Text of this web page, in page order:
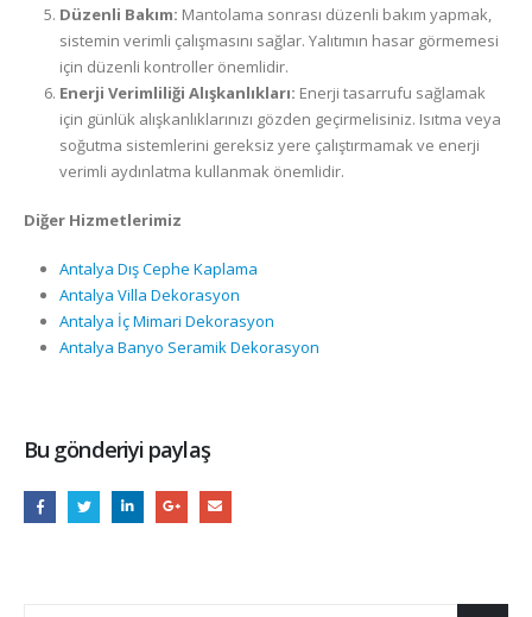
Düzenli Bakım: Mantolama sonrası düzenli bakım yapmak,
sistemin verimli çalışmasını sağlar. Yalıtımın hasar görmemesi
için düzenli kontroller önemlidir.
Enerji Verimliliği Alışkanlıkları: Enerji tasarrufu sağlamak
için günlük alışkanlıklarınızı gözden geçirmelisiniz. Isıtma veya
soğutma sistemlerini gereksiz yere çalıştırmamak ve enerji
verimli aydınlatma kullanmak önemlidir.
Diğer Hizmetlerimiz
Antalya Dış Cephe Kaplama
Antalya Villa Dekorasyon
Antalya İç Mimari Dekorasyon
Antalya Banyo Seramik Dekorasyon
Bu gönderiyi paylaş